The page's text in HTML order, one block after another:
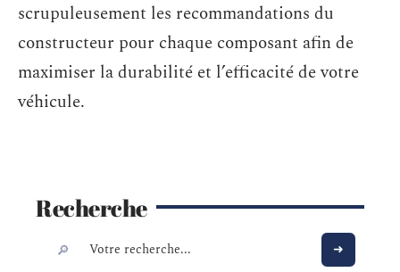
scrupuleusement les recommandations du
constructeur pour chaque composant afin de
maximiser la durabilité et l’efficacité de votre
véhicule.
Recherche